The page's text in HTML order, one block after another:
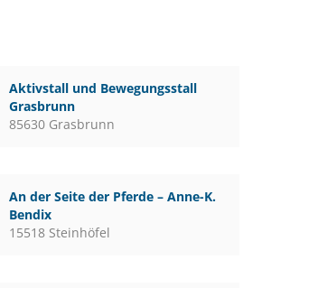
Aktivstall und Bewegungsstall
Grasbrunn
85630 Grasbrunn
An der Seite der Pferde – Anne-K.
Bendix
15518 Steinhöfel